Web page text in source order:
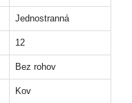
Jednostranná
12
Bez rohov
Kov